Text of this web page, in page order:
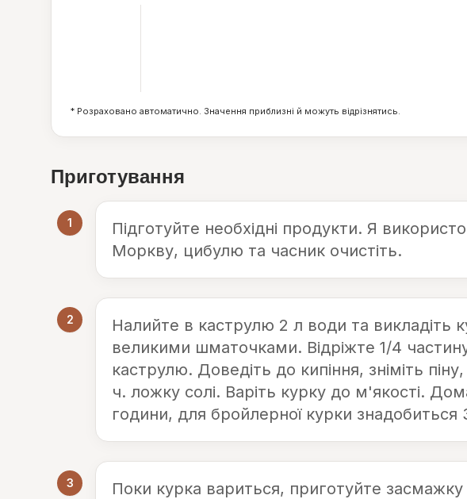
* Розраховано автоматично. Значення приблизні й можуть відрізнятись.
Приготування
1
Підготуйте необхідні продукти. Я
Моркву, цибулю та часник очистіть.
2
Налийте в каструлю 2 л води та викладіть
великими шматочками. Відріжте 1/4
каструлю. Доведіть до кипіння, зніміть
ч. ложку солі. Варіть курку до м'якості.
години, для бройлерної курки знадобиться
3
Поки курка вариться, приготуйте